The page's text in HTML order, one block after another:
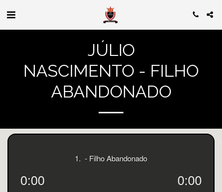
JÚLIO
NASCIMENTO - FILHO
ABANDONADO